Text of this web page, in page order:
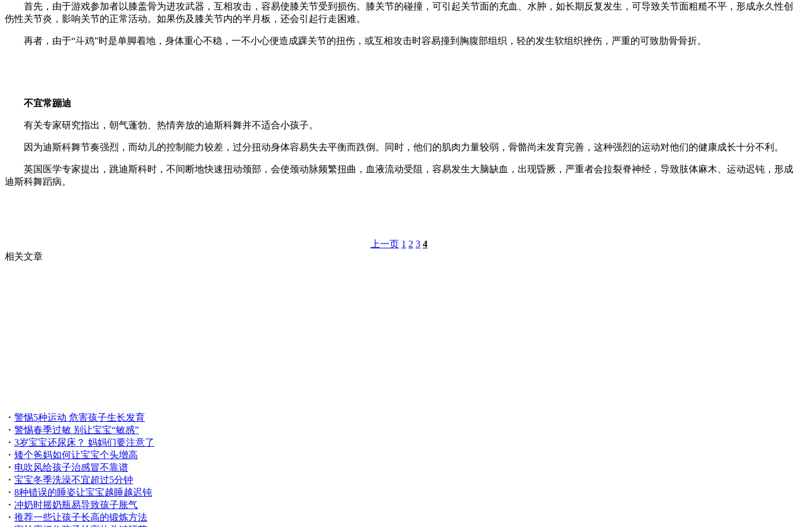
首先，由于游戏参加者以膝盖骨为进攻武器，互相攻击，容易使膝关节受到损伤。膝关节的碰撞，可引起关节面的充血、水肿，如长期反复发生，可导致关节面粗糙不平，形成永久性创
伤性关节炎，影响关节的正常活动。如果伤及膝关节内的半月板，还会引起行走困难。
再者，由于“斗鸡”时是单脚着地，身体重心不稳，一不小心便造成踝关节的扭伤，或互相攻击时容易撞到胸腹部组织，轻的发生软组织挫伤，严重的可致肋骨骨折。
不宜常蹦迪
有关专家研究指出，朝气蓬勃、热情奔放的迪斯科舞并不适合小孩子。
因为迪斯科舞节奏强烈，而幼儿的控制能力较差，过分扭动身体容易失去平衡而跌倒。同时，他们的肌肉力量较弱，骨骼尚未发育完善，这种强烈的运动对他们的健康成长十分不利。
英国医学专家提出，跳迪斯科时，不间断地快速扭动颈部，会使颈动脉频繁扭曲，血液流动受阻，容易发生大脑缺血，出现昏厥，严重者会拉裂脊神经，导致肢体麻木、运动迟钝，形成
迪斯科舞蹈病。
上一页 1 2 3 4
相关文章
・ 警惕5种运动 危害孩子生长发育
・ 警惕春季过敏 别让宝宝“敏感”
・ 3岁宝宝还尿床？ 妈妈们要注意了
・ 矮个爸妈如何让宝宝个头增高
・ 电吹风给孩子治感冒不靠谱
・ 宝宝冬季洗澡不宜超过5分钟
・ 8种错误的睡姿让宝宝越睡越迟钝
・ 冲奶时摇奶瓶易导致孩子胀气
・ 推荐一些让孩子长高的锻炼方法